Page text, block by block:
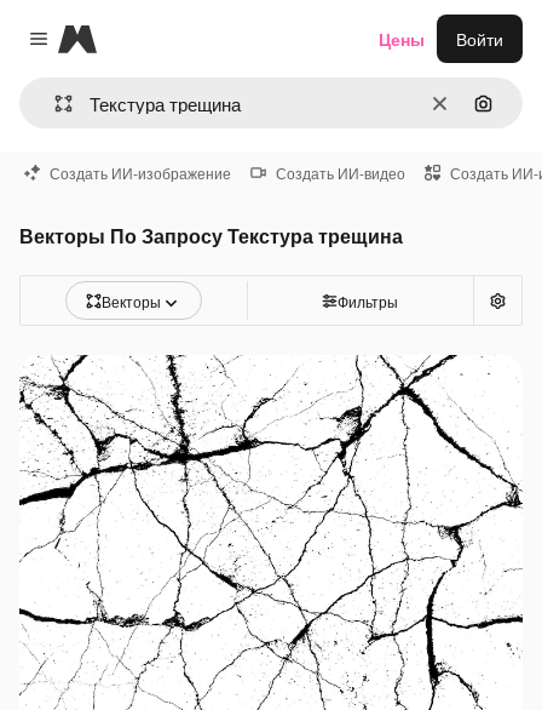
Close menu
Magnific
ОчиститьПоиск
Цены Войти
Создать ИИ-изображение Создать ИИ-видео Создать ИИ-
Векторы По Запросу Текстура трещина
Векторы Фильтры